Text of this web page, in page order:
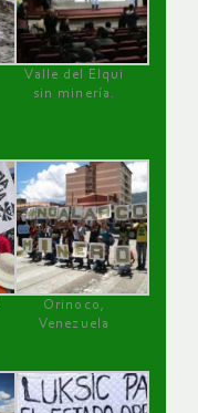
Valle del Elqui
sin minería.
Orinoco,
Venezuela